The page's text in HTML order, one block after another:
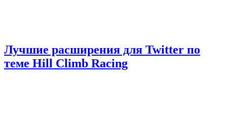
Лучшие расширения для Twitter по
теме Hill Climb Racing